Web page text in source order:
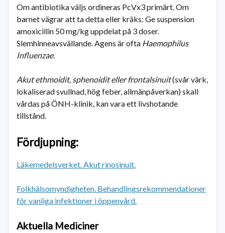
Om antibiotika väljs ordineras PcVx3 primärt. Om
barnet vägrar att ta detta eller kräks: Ge suspension
amoxicillin 50 mg/kg uppdelat på 3 doser.
Slemhinneavsvällande. Agens är ofta Haemophilus
Influenzae.
Akut ethmoidit, sphenoidit eller frontalsinuit(svår värk,
lokaliserad svullnad, hög feber, allmänpåverkan) skall
vårdas på ÖNH-klinik, kan vara ett livshotande
tillstånd.
Fördjupning:
Läkemedelsverket. Akut rinosinuit.
Folkhälsomyndigheten. Behandlingsrekommendationer
för vanliga infektioner i öppenvård.
Aktuella Mediciner